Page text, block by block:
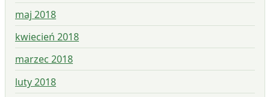
maj 2018
kwiecień 2018
marzec 2018
luty 2018